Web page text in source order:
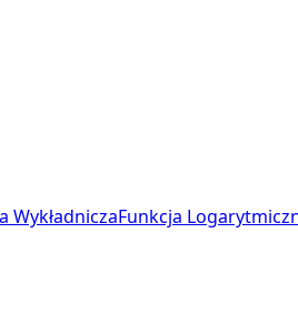
WykładniczaFunkcja